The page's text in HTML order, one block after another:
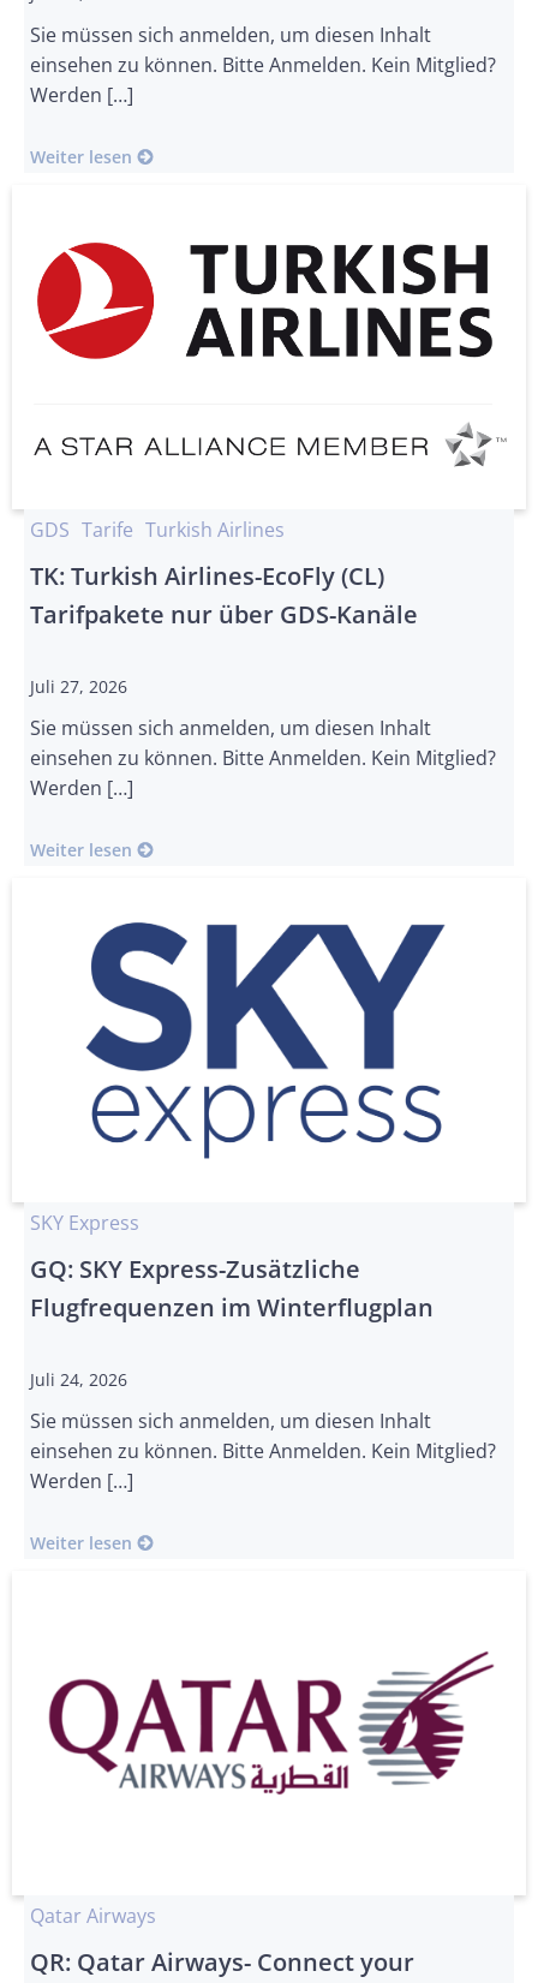
Sie müssen sich anmelden, um diesen Inhalt
einsehen zu können. Bitte Anmelden. Kein Mitglied?
Werden […]
Weiter lesen
GDS Tarife Turkish Airlines
TK: Turkish Airlines-EcoFly (CL)
Tarifpakete nur über GDS-Kanäle
Juli 27, 2026
Sie müssen sich anmelden, um diesen Inhalt
einsehen zu können. Bitte Anmelden. Kein Mitglied?
Werden […]
Weiter lesen
SKY Express
GQ: SKY Express-Zusätzliche
Flugfrequenzen im Winterflugplan
Juli 24, 2026
Sie müssen sich anmelden, um diesen Inhalt
einsehen zu können. Bitte Anmelden. Kein Mitglied?
Werden […]
Weiter lesen
Qatar Airways
QR: Qatar Airways- Connect your